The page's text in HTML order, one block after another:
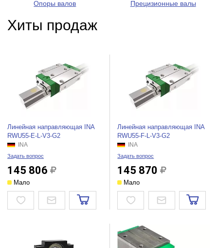
Опоры валов Прецизионные валы
Хиты продаж
Линейная направляющая INA
RWU55-E-L-V3-G2
INA
Задать вопрос
145 806
Мало
Линейная направляющая INA
RWU55-F-L-V3-G2
INA
Задать вопрос
145 870
Мало